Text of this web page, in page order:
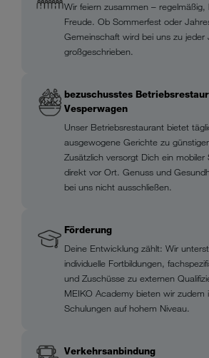
Wir feiern zusammen – regelmäßig,
Freude. Ob Sommerfest oder
Gemeinschaft wird bei uns zu jeder
großgeschrieben.
bezuschusstes
Vesperwagen
Unser Betriebsrestaurant bietet
ausgewogene Gerichte zu
Zusätzlich versorgt Dich ein
direkt vor Ort. Genuss und
bei uns nicht ausschließen.
Förderung
Deine Entwicklung zählt: Wir
individuelle Fortbildungen,
und Zuschüsse zu externen
MEIKO Academy bieten wir zudem
Schulungen auf hohem Niveau.
Verkehrsanbindung